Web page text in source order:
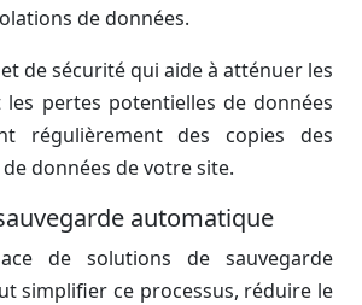
de données.
de sécurité qui aide à atténuer les
les pertes potentielles de données
régulièrement des copies des
données de votre site.
automatique
de solutions de sauvegarde
simplifier ce processus, réduire le